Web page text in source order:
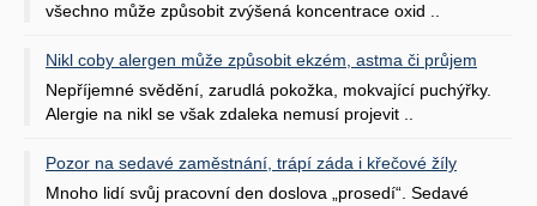
všechno může způsobit zvýšená koncentrace oxid ..
Nikl coby alergen může způsobit ekzém, astma či průjem
Nepříjemné svědění, zarudlá pokožka, mokvající puchýřky.
Alergie na nikl se však zdaleka nemusí projevit ..
Pozor na sedavé zaměstnání, trápí záda i křečové žíly
Mnoho lidí svůj pracovní den doslova „prosedí“. Sedavé